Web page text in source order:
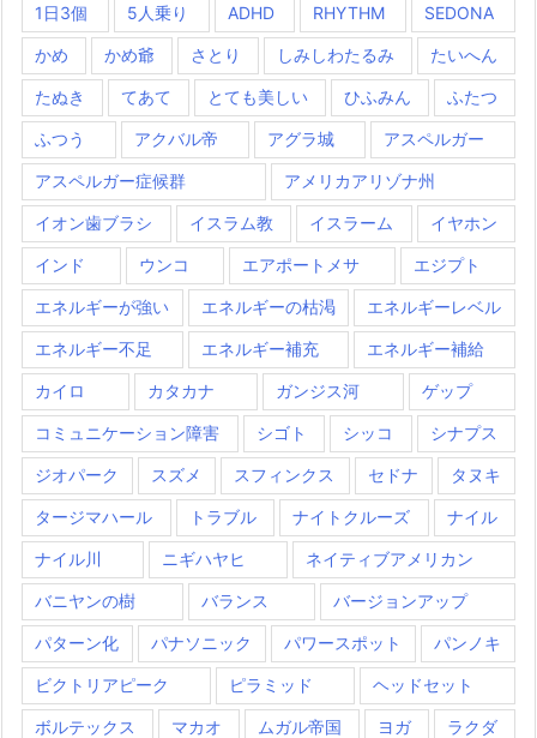
1日3個 5人乗り ADHD RHYTHM SEDONA
かめ かめ爺 さとり しみしわたるみ たいへん
たぬき てあて とても美しい ひふみん ふたつ
ふつう アクバル帝 アグラ城 アスペルガー
アスペルガー症候群 アメリカアリゾナ州
イオン歯ブラシ イスラム教 イスラーム イヤホン
インド ウンコ エアポートメサ エジプト
エネルギーが強い エネルギーの枯渇 エネルギーレベル
エネルギー不足 エネルギー補充 エネルギー補給
カイロ カタカナ ガンジス河 ゲップ
コミュニケーション障害 シゴト シッコ シナプス
ジオパーク スズメ スフィンクス セドナ タヌキ
タージマハール トラブル ナイトクルーズ ナイル
ナイル川 ニギハヤヒ ネイティブアメリカン
バニヤンの樹 バランス バージョンアップ
パターン化 パナソニック パワースポット パンノキ
ビクトリアピーク ピラミッド ヘッドセット
ボルテックス マカオ ムガル帝国 ヨガ ラクダ